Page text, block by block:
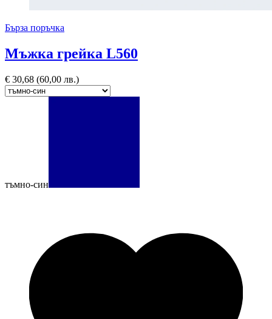
Бърза поръчка
Мъжка грейка L560
€ 30,68 (60,00 лв.)
тъмно-син